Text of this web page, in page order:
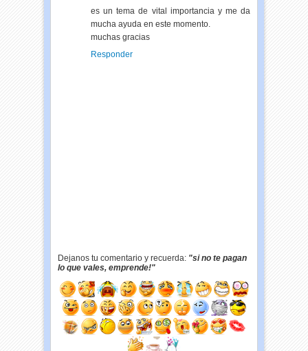
es un tema de vital importancia y me da
mucha ayuda en este momento.
muchas gracias
Responder
Dejanos tu comentario y recuerda: "si no te pagan
lo que vales, emprende!"